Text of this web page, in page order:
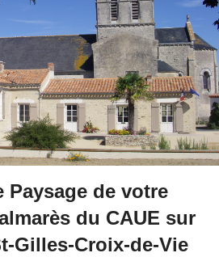
Paysage de votre
du CAUE sur
Gilles-Croix-de-Vie